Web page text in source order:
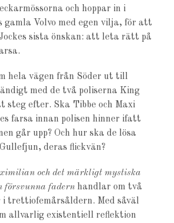
och hoppar in i
gamla Volvo med egen vilja, för att
sista önskan: att leta rätt på
hela vägen från Söder ut till
med de två poliserna King
steg efter. Ska Tibbe och Maxi
farsa innan polisen hinner ifatt
går upp? Och hur ska de lösa
deras flickvän?
och det märkligt mystiska
försvunna fadern handlar om två
trettiofemårsåldern. Med såväl
allvarlig existentiell reflektion